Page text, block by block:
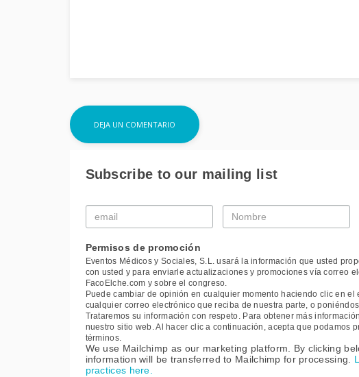
Subscribe to our mailing list
Email
*
Nombre
*
Permisos de promoción
Eventos Médicos y Sociales, S.L. usará la información que usted
con usted y para enviarle actualizaciones y promociones vía correo
FacoElche.com y sobre el congreso.
Puede cambiar de opinión en cualquier momento haciendo clic en
cualquier correo electrónico que reciba de nuestra parte, o
Trataremos su información con respeto. Para obtener más
nuestro sitio web. Al hacer clic a continuación, acepta que podamos
términos.
We use Mailchimp as our marketing platform. By clicking
information will be transferred to Mailchimp for processing.
practices here.